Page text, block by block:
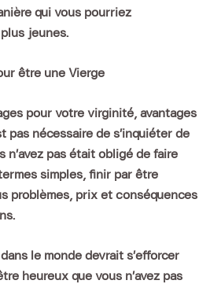
qui vous pourriez
jeunes.
être une Vierge
pour votre virginité, avantages
pas nécessaire de s’inquiéter de
n’avez pas était obligé de faire
simples, finir par être
problèmes, prix et conséquences
le monde devrait s’efforcer
heureux que vous n’avez pas